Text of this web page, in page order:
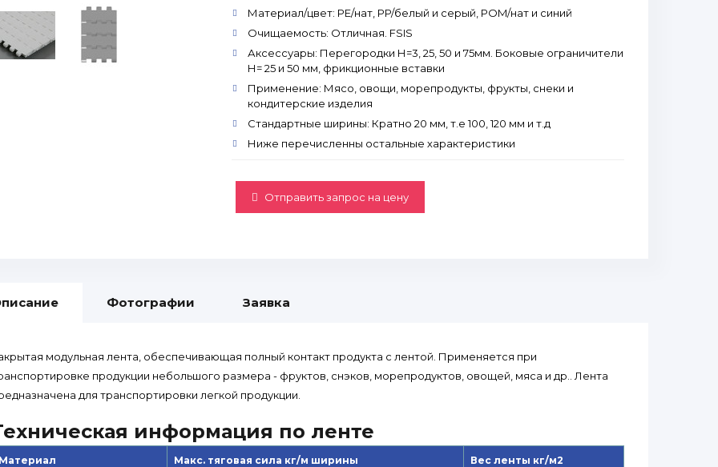
Материал/цвет: PE/нат, PP/белый и серый, POM/нат и синий
Очищаемость: Отличная. FSIS
Аксессуары: Перегородки Н=3, 25, 50 и 75мм. Боковые ограничители
Н= 25 и 50 мм, фрикционные вставки
Применение: Мясо, овощи, морепродукты, фрукты, снеки и
кондитерские изделия
Стандартные ширины: Кратно 20 мм, т.е 100, 120 мм и т.д
Ниже перечисленны остальные характеристики
Отправить запрос на цену
Фотографии Заявка
модульная лента, обеспечивающая полный контакт продукта с лентой. Применяется при
продукции небольшого размера - фруктов, снэков, морепродуктов, овощей, мяса и др.. Лента
для транспортировки легкой продукции.
информация по ленте
Макс. тяговая сила кг/м ширины Вес ленты кг/м2